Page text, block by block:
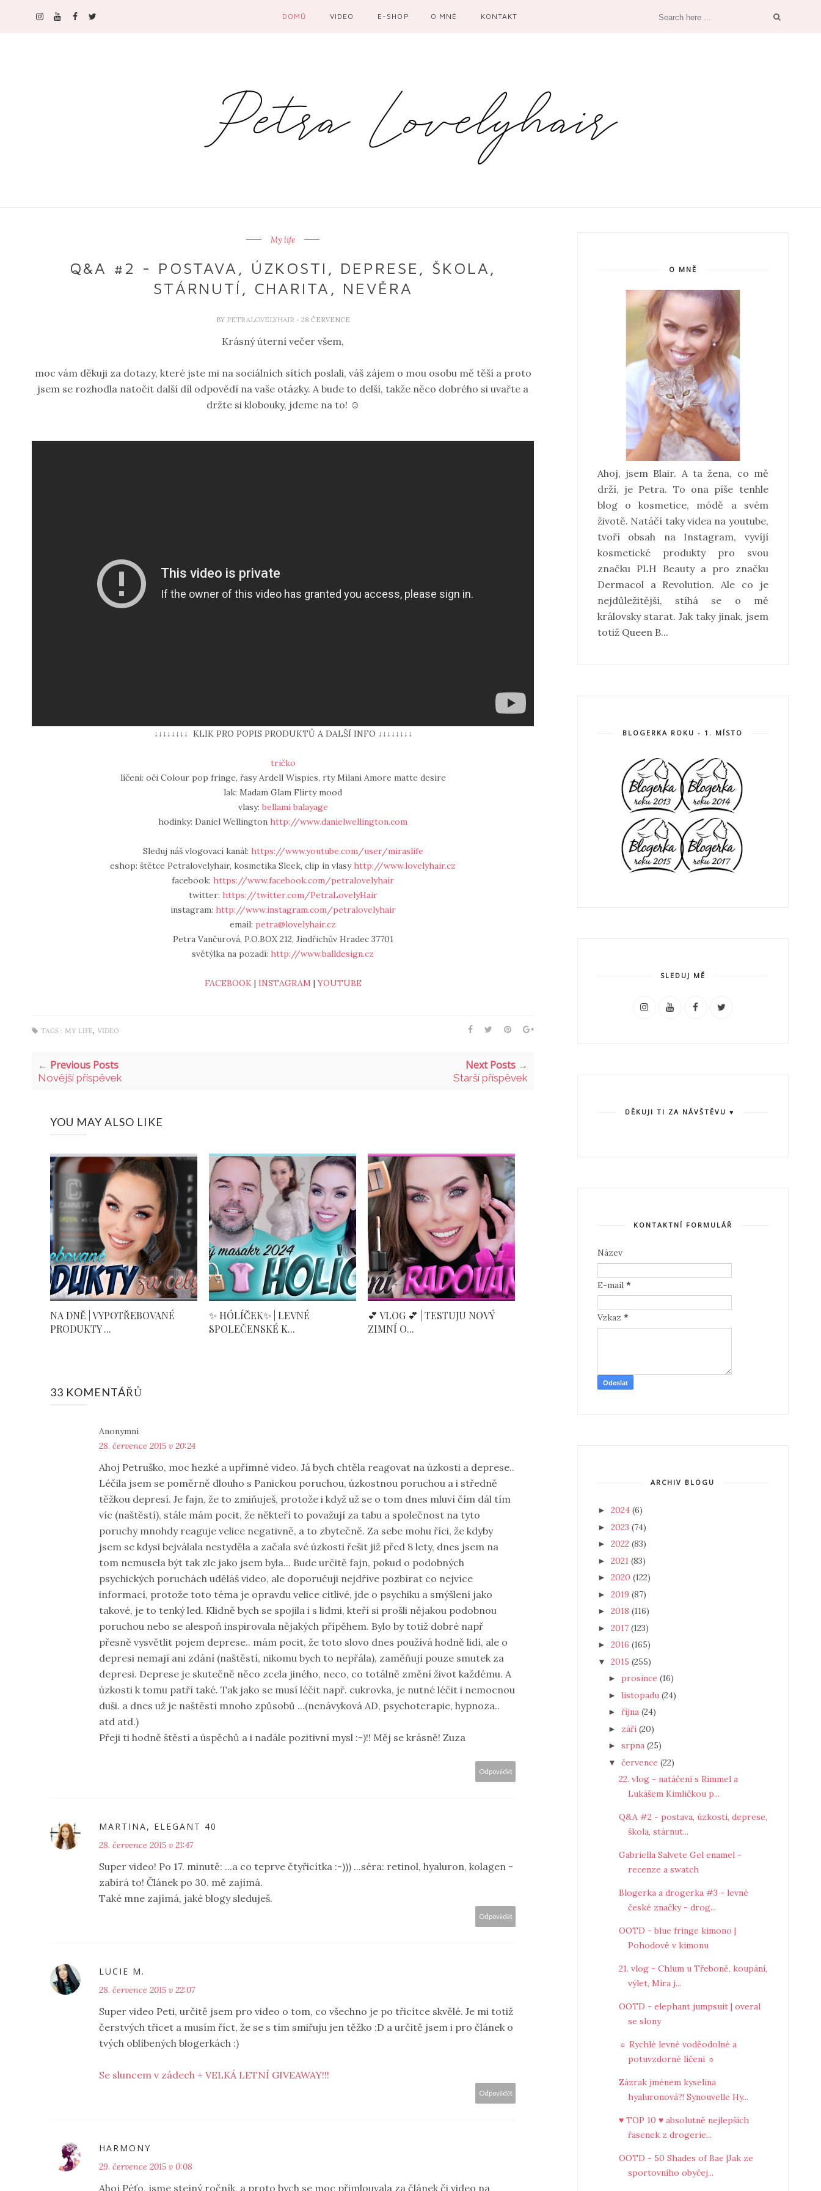
DOMŮ VIDEO E-SHOP O MNĚ KONTAKT
My life
Q&A #2 - POSTAVA, ÚZKOSTI, DEPRESE, ŠKOLA,
STÁRNUTÍ, CHARITA, NEVĚRA
BY PETRALOVELYHAIR - 28 ČERVENCE
Krásný úterní večer všem,
moc vám děkuji za dotazy, které jste mi na sociálních sítích poslali, váš zájem o mou osobu mě těší a proto
jsem se rozhodla natočit další díl odpovědí na vaše otázky. A bude to delší, takže něco dobrého si uvařte a
držte si klobouky, jdeme na to! ☺
↓↓↓↓↓↓↓↓ KLIK PRO POPIS PRODUKTŮ A DALŠÍ INFO ↓↓↓↓↓↓↓↓
tričko
líčení: oči Colour pop fringe, řasy Ardell Wispies, rty Milani Amore matte desire
lak: Madam Glam Flirty mood
vlasy: bellami balayage
hodinky: Daniel Wellingtonhttp://www.danielwellington.com
Sleduj náš vlogovací kanál: https://www.youtube.com/user/miraslife
eshop: štětce Petralovelyhair, kosmetika Sleek, clip in vlasyhttp://www.lovelyhair.cz
facebook:https://www.facebook.com/petralovelyhair
twitter: https://twitter.com/PetraLovelyHair
instagram: http://www.instagram.com/petralovelyhair
email: petra@lovelyhair.cz
Petra Vančurová, P.O.BOX 212, Jindřichův Hradec 37701
světýlka na pozadí:http://www.balldesign.cz
FACEBOOK| INSTAGRAM|YOUTUBE
TAGS : MY LIFE, VIDEO
← Previous Posts
Novější příspěvek
Next Posts →
Starší příspěvek
YOU MAY ALSO LIKE
NA DNĚ | VYPOTŘEBOVANÉ
PRODUKTY ...
✨ HÓLÍČEK✨ | LEVNÉ
SPOLEČENSKÉ K...
💕 VLOG 💕 | TESTUJU NOVÝ
ZIMNÍ O...
33 KOMENTÁŘŮ
Anonymní
28. července 2015 v 20:24
Ahoj Petruško, moc hezké a upřímné video. Já bych chtěla reagovat na úzkosti a deprese..
Léčila jsem se poměrně dlouho s Panickou poruchou, úzkostnou poruchou a i středně
těžkou depresí. Je fajn, že to zmiňuješ, protože i když už se o tom dnes mluví čím dál tím
víc (naštěstí), stále mám pocit, že někteří to považují za tabu a společnost na tyto
poruchy mnohdy reaguje velice negativně, a to zbytečně. Za sebe mohu říci, že kdyby
jsem se kdysi bejválala nestyděla a začala své úzkosti řešit již před 8 lety, dnes jsem na
tom nemusela být tak zle jako jsem byla... Bude určitě fajn, pokud o podobných
psychických poruchách uděláš video, ale doporučuji nejdříve pozbírat co nejvíce
informací, protože toto téma je opravdu velice citlivé, jde o psychiku a smýšlení jako
takové, je to tenký led. Klidně bych se spojila i s lidmi, kteří si prošli nějakou podobnou
poruchou nebo se alespoň inspirovala nějakých přípěhem. Bylo by totiž dobré např
přesně vysvětlit pojem deprese.. mám pocit, že toto slovo dnes používá hodně lidí, ale o
depresi nemají ani zdání (naštěstí, nikomu bych to nepřála), zaměňují pouze smutek za
depresi. Deprese je skutečně něco zcela jiného, neco, co totálně změní život každému. A
úzkosti k tomu patří také. Tak jako se musí léčit např. cukrovka, je nutné léčit i nemocnou
duši. a dnes už je naštěstí mnoho způsobů ...(nenávyková AD, psychoterapie, hypnoza..
atd atd.)
Přeji ti hodně štěstí a úspěchů a i nadále pozitivní mysl :-)!! Měj se krásně! Zuza
Odpovědět
MARTINA, ELEGANT 40
28. července 2015 v 21:47
Super video! Po 17. minutě: ...a co teprve čtyřicítka :-))) ...séra: retinol, hyaluron, kolagen -
zabírá to! Článek po 30. mě zajímá.
Také mne zajímá, jaké blogy sleduješ.
Odpovědět
LUCIE M.
28. července 2015 v 22:07
Super video Peti, určitě jsem pro video o tom, co všechno je po třicítce skvělé. Je mi totiž
čerstvých třicet a musím říct, že se s tím smiřuju jen těžko :D a určitě jsem i pro článek o
tvých oblíbených blogerkách :)
Se sluncem v zádech + VELKÁ LETNÍ GIVEAWAY!!!
Odpovědět
HARMONY
29. července 2015 v 0:08
Ahoj Péťo, jsme stejný ročník, a proto bych se moc přimlouvala za článek či video na
O MNĚ
Ahoj, jsem Blair. A ta žena, co mě
drží, je Petra. To ona píše tenhle
blog o kosmetice, módě a svém
životě. Natáčí taky videa na youtube,
tvoří obsah na Instagram, vyvíjí
kosmetické produkty pro svou
značku PLH Beauty a pro značku
Dermacol a Revolution. Ale co je
nejdůležitější, stíhá se o mě
královsky starat. Jak taky jinak, jsem
totiž Queen B...
BLOGERKA ROKU - 1. MÍSTO
SLEDUJ MĚ
DĚKUJI TI ZA NÁVŠTĚVU ♥
KONTAKTNÍ FORMULÁŘ
Název
E-mail *
Vzkaz *
ARCHIV BLOGU
► 2024 (6)
► 2023 (74)
► 2022 (83)
► 2021 (83)
► 2020 (122)
► 2019 (87)
► 2018 (116)
► 2017 (123)
► 2016 (165)
▼ 2015 (255)
► prosince (16)
► listopadu (24)
► října (24)
► září (20)
► srpna (25)
▼ července (22)
22. vlog - natáčení s Rimmel a
Lukášem Kimličkou p...
Q&A #2 - postava, úzkosti, deprese,
škola, stárnut...
Gabriella Salvete Gel enamel -
recenze a swatch
Blogerka a drogerka #3 - levné
české značky - drog...
OOTD - blue fringe kimono |
Pohodově v kimonu
21. vlog - Chlum u Třeboně, koupání,
výlet, Míra j...
OOTD - elephant jumpsuit | overal
se slony
☼ Rychlé levné voděodolné a
potuvzdorné líčení ☼
Zázrak jménem kyselina
hyaluronová?! Synouvelle Hy...
♥ TOP 10 ♥ absolutně nejlepších
řasenek z drogerie...
OOTD - 50 Shades of Bae |Jak ze
sportovního obyčej...